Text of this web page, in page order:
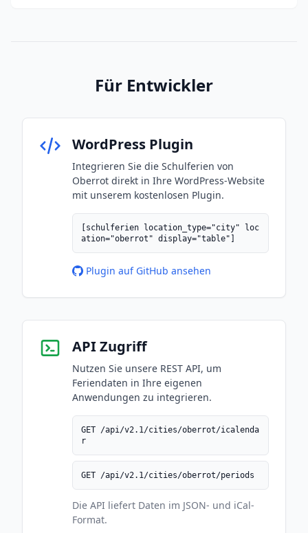
Für Entwickler
WordPress Plugin
Integrieren Sie die Schulferien von
Oberrot direkt in Ihre WordPress-Website
mit unserem kostenlosen Plugin.
[schulferien location_type="city" loc
ation="oberrot" display="table"]
Plugin auf GitHub ansehen
API Zugriff
Nutzen Sie unsere REST API, um
Feriendaten in Ihre eigenen
Anwendungen zu integrieren.
GET /api/v2.1/cities/oberrot/icalenda
r
GET /api/v2.1/cities/oberrot/periods
Die API liefert Daten im JSON- und iCal-
Format.